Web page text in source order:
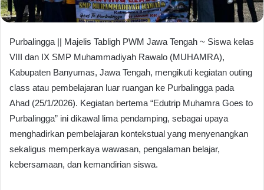
Purbalingga || Majelis Tabligh PWM Jawa Tengah ~ Siswa kelas
VIII dan IX SMP Muhammadiyah Rawalo (MUHAMRA),
Kabupaten Banyumas, Jawa Tengah, mengikuti kegiatan outing
class atau pembelajaran luar ruangan ke Purbalingga pada
Ahad (25/1/2026). Kegiatan bertema “Edutrip Muhamra Goes to
Purbalingga” ini dikawal lima pendamping, sebagai upaya
menghadirkan pembelajaran kontekstual yang menyenangkan
sekaligus memperkaya wawasan, pengalaman belajar,
kebersamaan, dan kemandirian siswa.